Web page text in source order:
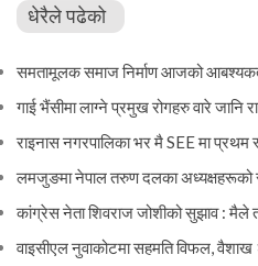
धेरैले पढेको
समतामूलक समाज निर्माण आजको
गाई भैंसीमा लाग्ने प्रमुख रोगहरु वारे जानि
राइनास नगरपालिका भर मै SEE मा प्रथम
लमजुङमा नेपाल तरुण दलका
कांग्रेस नेता शिवराज जोशीको सुझाव :
वाइसीएल नुवाकोटमा सहमति विफल, वैशाख